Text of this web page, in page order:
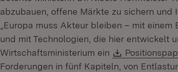
abzubauen, offene Märkte zu sichern und
„Europa muss Akteur bleiben – mit
und mit Technologien, die hier entwickelt
Wirtschaftsministerium ein
Download:
Forderungen in fünf Kapiteln, von